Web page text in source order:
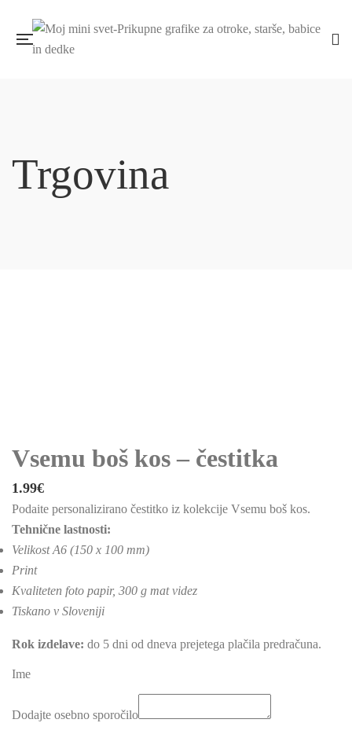
Trgovina
Vsemu boš kos – čestitka
1.99€
Podaite personalizirano čestitko iz kolekcije Vsemu boš kos.
Tehnične lastnosti:
Velikost A6 (150 x 100 mm)
Print
Kvaliteten foto papir, 300 g mat videz
Tiskano v Sloveniji
Rok izdelave: do 5 dni od dneva prejetega plačila predračuna.
Ime
Dodajte osebno sporočilo